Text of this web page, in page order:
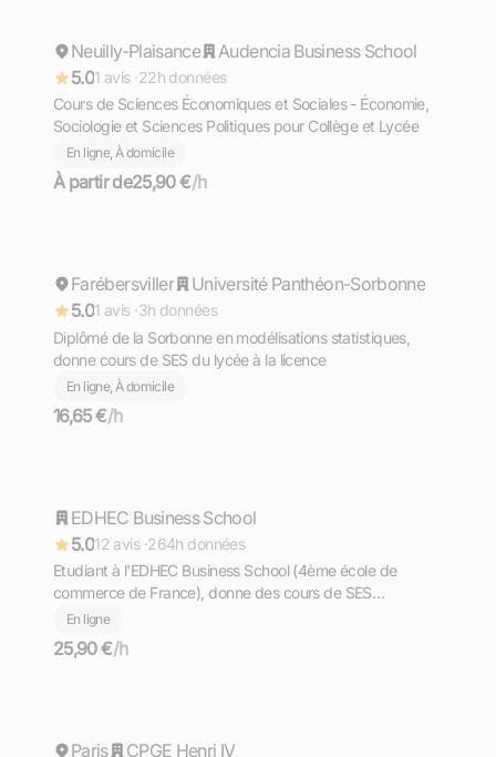
Répond rapidement
Neuilly-Plaisance
Audencia Business School
5.01 avis ·22h données
Cours de Sciences Économiques et Sociales - Économie,
Sociologie et Sciences Politiques pour Collège et Lycée
En ligne, À domicile
À partir de25,90 €/h
Répond rapidement
Farébersviller
Université Panthéon-Sorbonne
5.01 avis ·3h données
Diplômé de la Sorbonne en modélisations statistiques,
donne cours de SES du lycée à la licence
En ligne, À domicile
16,65 €/h
Répond rapidement
EDHEC Business School
5.012 avis ·264h données
Etudiant à l'EDHEC Business School (4ème école de
commerce de France), donne des cours de SES
(également économie-gestion) de la seconde à la
terminale
En ligne
25,90 €/h
Répond rapidement
Paris
CPGE Henri IV